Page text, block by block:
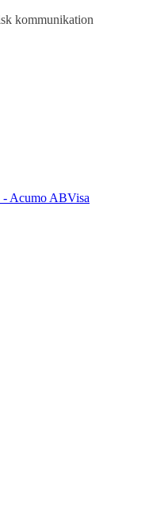
kommunikation
Visa